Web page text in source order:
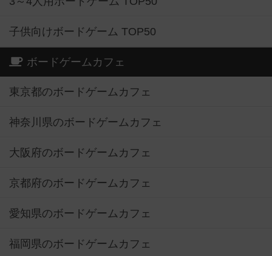
子供向けボードゲーム TOP50
ボードゲームカフェ
東京都のボードゲームカフェ
神奈川県のボードゲームカフェ
大阪府のボードゲームカフェ
京都府のボードゲームカフェ
愛知県のボードゲームカフェ
福岡県のボードゲームカフェ